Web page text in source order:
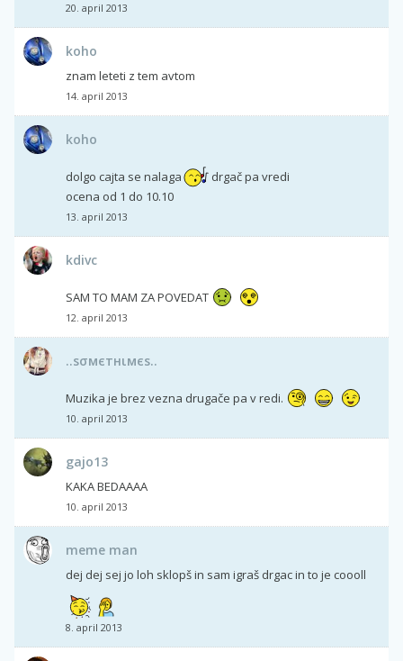
20. april 2013
koho
znam leteti z tem avtom
14. april 2013
koho
dolgo cajta se nalaga
drgač pa vredi
ocena od 1 do 10.10
13. april 2013
kdivc
SAM TO MAM ZA POVEDAT
12. april 2013
..ѕσмєтнιмєѕ..
Muzika je brez vezna drugače pa v redi.
10. april 2013
gajo13
KAKA BEDAAAA
10. april 2013
meme man
dej dej sej jo loh sklopš in sam igraš drgac in to je coooll
8. april 2013